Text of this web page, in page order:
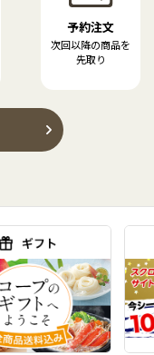
予約注文
次回以降の商品を
先取り